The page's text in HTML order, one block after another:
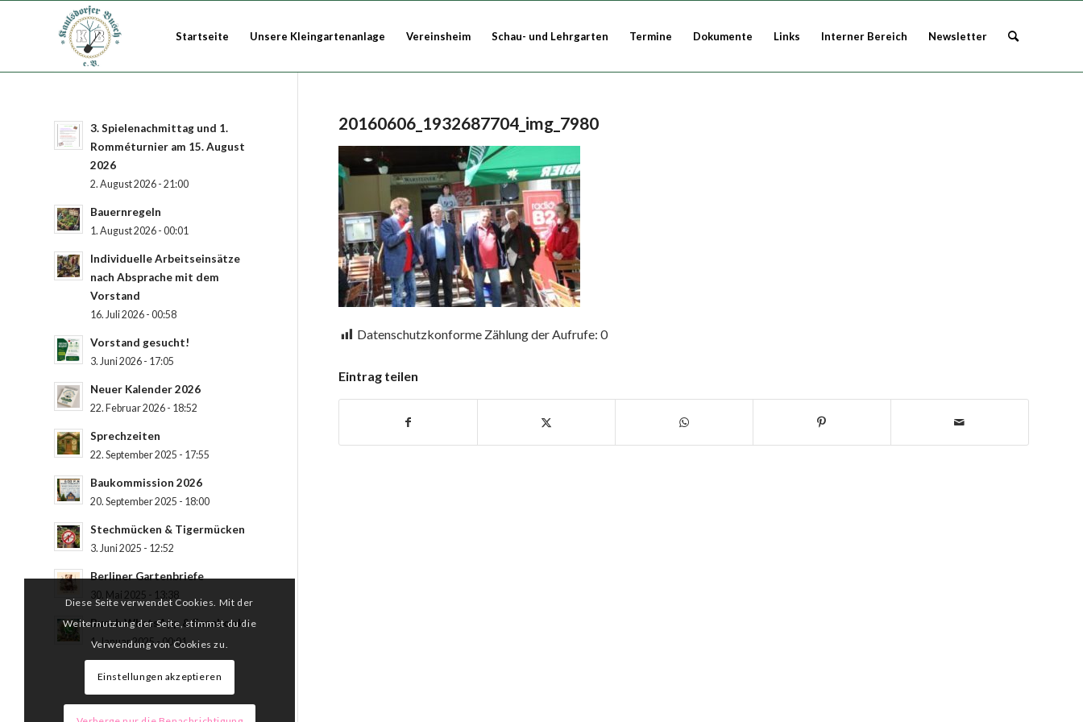
Startseite Unsere Kleingartenanlage Vereinsheim Schau- und Lehrgarten Termine Dokumente Links Interner Bereich Newsletter
20160606_1932687704_img_7980
Datenschutzkonforme Zählung der Aufrufe: 0
Eintrag teilen
3. Spielenachmittag und 1.
Romméturnier am 15. August
2026
2. August 2026 - 21:00
Bauernregeln
1. August 2026 - 00:01
Individuelle Arbeitseinsätze
nach Absprache mit dem
Vorstand
16. Juli 2026 - 00:58
Vorstand gesucht!
3. Juni 2026 - 17:05
Neuer Kalender 2026
22. Februar 2026 - 18:52
Sprechzeiten
22. September 2025 - 17:55
Baukommission 2026
20. September 2025 - 18:00
Stechmücken & Tigermücken
3. Juni 2025 - 12:52
Berliner Gartenbriefe
30. Mai 2025 - 13:38
Busch WhatsApp & Facebook
1. Januar 2025 - 00:01
Diese Seite verwendet Cookies. Mit der
Weiternutzung der Seite, stimmst du die
Verwendung von Cookies zu.
Einstellungen akzeptieren